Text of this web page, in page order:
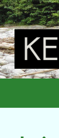
Ga
naar
de
inhoud